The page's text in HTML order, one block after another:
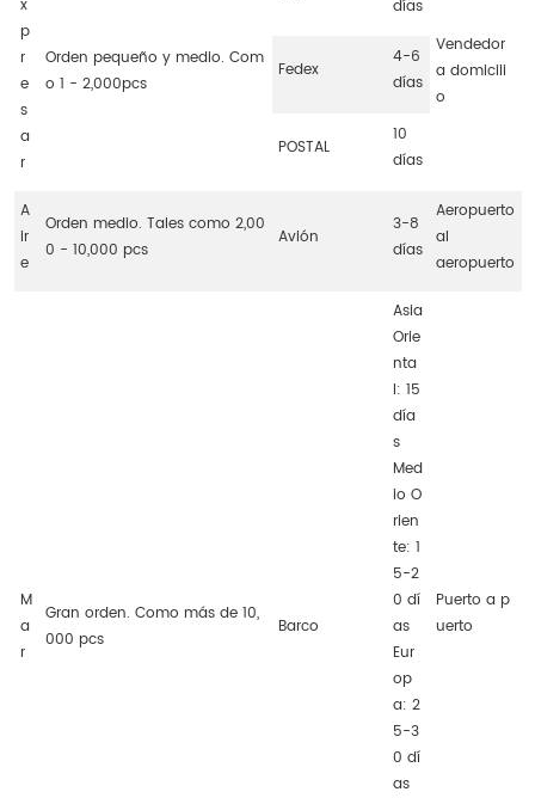
x
p
r
e
s
a
r
Orden pequeño y medio. Com
o 1 - 2,000pcs
días
Vendedor
a domicili
o
Fedex
4-6
días
POSTAL
10
días
A
ir
e
Orden medio. Tales como 2,00
0 - 10,000 pcs
Avión
3-8
días
Aeropuerto
al
aeropuerto
M
a
r
Gran orden. Como más de 10,
000 pcs
Barco
Asia
Orie
nta
l: 15
día
s
Med
io O
rien
te: 1
5-2
0 dí
as
Eur
op
a: 2
5-3
0 dí
as
Puerto a p
uerto